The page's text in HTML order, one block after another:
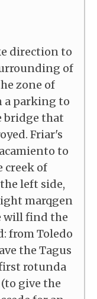
direction to
of
zone of
a parking to
bridge that
Friar's
to
creek of
left side,
marqgen
will find the
from Toledo
the Tagus
rotunda
give the